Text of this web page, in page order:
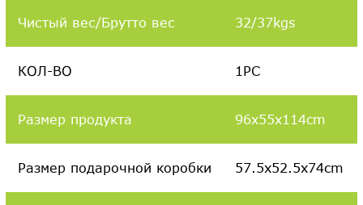
Чистый вес/Брутто вес 32/37kgs
КОЛ-ВО 1PC
Размер продукта 96x55x114cm
Размер подарочной коробки 57.5x52.5x74cm